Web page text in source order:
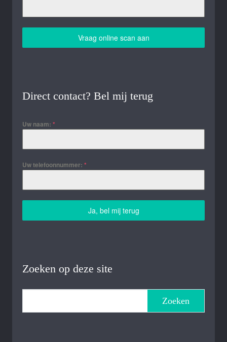
Vraag online scan aan
Direct contact? Bel mij terug
Uw naam: *
Uw telefoonnummer: *
Ja, bel mij terug
Zoeken op deze site
Zoeken